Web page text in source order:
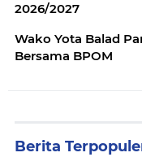
2026/2027
Wako Yota Balad
Bersama BPOM
Berita